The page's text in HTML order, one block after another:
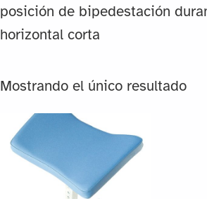
posición de bipedestación
horizontal corta
Mostrando el único resultado